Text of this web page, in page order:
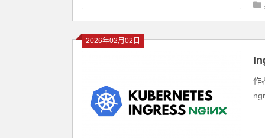
2026年02月02日
作